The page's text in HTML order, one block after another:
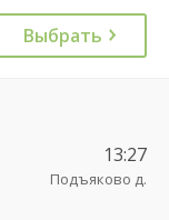
Выбрать
13:27
Подъяково д.